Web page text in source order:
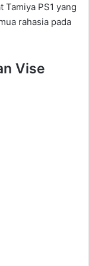
PS1 yang
rahasia pada
Vise